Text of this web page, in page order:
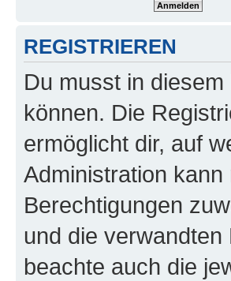
REGISTRIEREN
Du musst in
können. Die
ermöglicht dir, auf
Administration
Berechtigungen
und die
beachte auch die